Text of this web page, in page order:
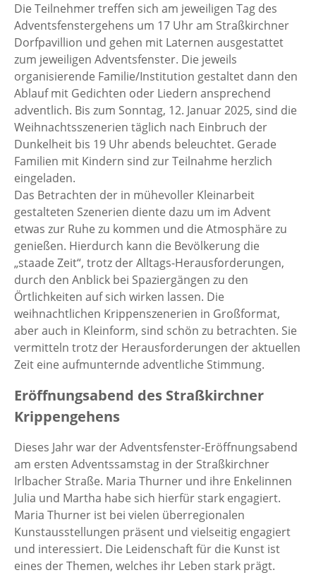
Die Teilnehmer treffen sich am jeweiligen Tag des
Adventsfenstergehens um 17 Uhr am Straßkirchner
Dorfpavillion und gehen mit Laternen ausgestattet
zum jeweiligen Adventsfenster. Die jeweils
organisierende Familie/Institution gestaltet dann den
Ablauf mit Gedichten oder Liedern ansprechend
adventlich. Bis zum Sonntag, 12. Januar 2025, sind die
Weihnachtsszenerien täglich nach Einbruch der
Dunkelheit bis 19 Uhr abends beleuchtet. Gerade
Familien mit Kindern sind zur Teilnahme herzlich
eingeladen.
Das Betrachten der in mühevoller Kleinarbeit
gestalteten Szenerien diente dazu um im Advent
etwas zur Ruhe zu kommen und die Atmosphäre zu
genießen. Hierdurch kann die Bevölkerung die
„staade Zeit“, trotz der Alltags-Herausforderungen,
durch den Anblick bei Spaziergängen zu den
Örtlichkeiten auf sich wirken lassen. Die
weihnachtlichen Krippenszenerien in Großformat,
aber auch in Kleinform, sind schön zu betrachten. Sie
vermitteln trotz der Herausforderungen der aktuellen
Zeit eine aufmunternde adventliche Stimmung.
Eröffnungsabend des Straßkirchner
Krippengehens
Dieses Jahr war der Adventsfenster-Eröffnungsabend
am ersten Adventssamstag in der Straßkirchner
Irlbacher Straße. Maria Thurner und ihre Enkelinnen
Julia und Martha habe sich hierfür stark engagiert.
Maria Thurner ist bei vielen überregionalen
Kunstausstellungen präsent und vielseitig engagiert
und interessiert. Die Leidenschaft für die Kunst ist
eines der Themen, welches ihr Leben stark prägt.